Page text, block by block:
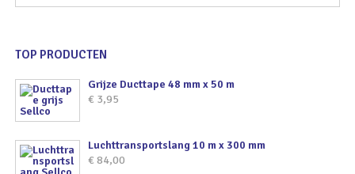
TOP PRODUCTEN
Grijze Ducttape 48 mm x 50 m
€ 3,95
Luchttransportslang 10 m x 300 mm
€ 84,00